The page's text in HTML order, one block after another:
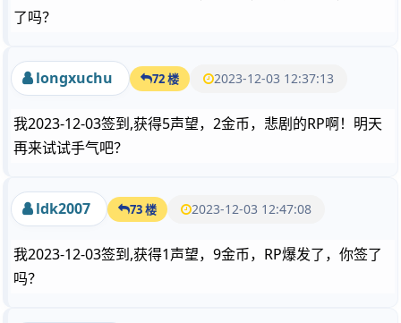
了吗？
longxuchu 72 楼 2023-12-03 12:37:13
我2023-12-03签到,获得5声望，2金币，悲剧的RP啊！明天
再来试试手气吧？
ldk2007 73 楼 2023-12-03 12:47:08
我2023-12-03签到,获得1声望，9金币，RP爆发了，你签了
吗？